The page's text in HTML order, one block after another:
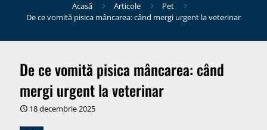
Acasă Articole
Pet
De ce vomită pisica mâncarea: când mergi urgent la veterinar
De ce vomită pisica mâncarea: când
mergi urgent la veterinar
18 decembrie 2025